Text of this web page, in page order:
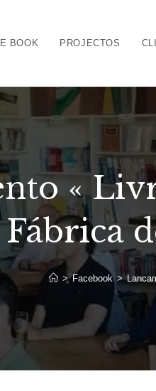
BOOK PROJECTOS
«
Fábrica
> Facebook >